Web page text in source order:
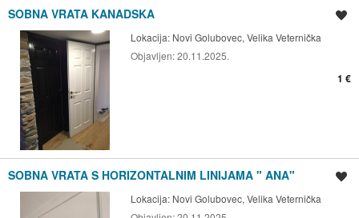
SOBNA VRATA KANADSKA
Lokacija: Novi Golubovec, Velika Veternička
Objavljen:20.11.2025.
1 €
SOBNA VRATA S HORIZONTALNIM LINIJAMA " ANA"
Lokacija: Novi Golubovec, Velika Veternička